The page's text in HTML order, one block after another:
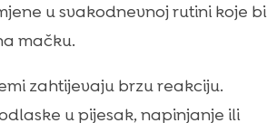
u svakodnevnoj rutini koje bi
mačku.
zahtijevaju brzu reakciju.
u pijesak, napinjanje ili